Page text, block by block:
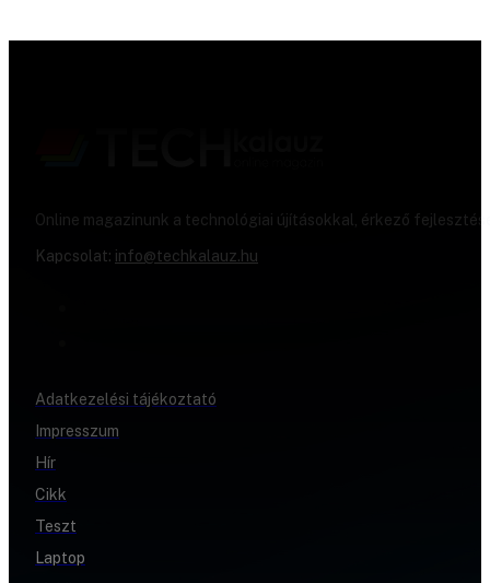
Online magazinunk a technológiai újításokkal, érkező
Kapcsolat: info@techkalauz.hu
Adatkezelési tájékoztató
Impresszum
Hír
Cikk
Teszt
Laptop